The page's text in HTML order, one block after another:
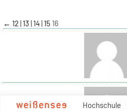
Hochschule
← 12 13 14 15 16